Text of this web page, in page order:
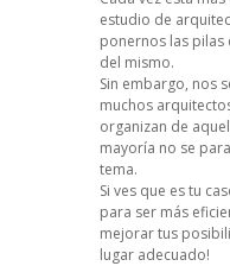
estudio de
ponernos las pilas
del mismo.
Sin embargo, nos
muchos
organizan de
mayoría no se
tema.
Si ves que es tu
para ser más
mejorar tus
lugar adecuado!